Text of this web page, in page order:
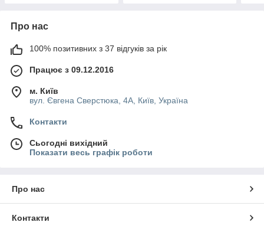
Про нас
100% позитивних з 37 відгуків за рік
Працює з 09.12.2016
м. Київ
вул. Євгена Сверстюка, 4А, Київ, Україна
Контакти
Сьогодні вихідний
Показати весь графік роботи
Про нас
Контакти